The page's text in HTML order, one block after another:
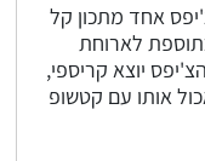
25 סנטימטר צ'יפס אחד מתכון קל
לארוחת
יוצא קריספי,
אותו עם קטשופ